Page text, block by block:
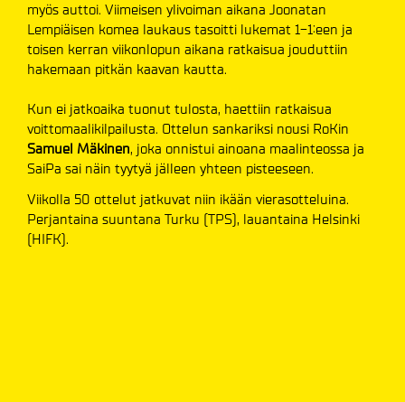
myös auttoi. Viimeisen ylivoiman aikana Joonatan
Lempiäisen komea laukaus tasoitti lukemat 1-1:een ja
toisen kerran viikonlopun aikana ratkaisua jouduttiin
hakemaan pitkän kaavan kautta.
Kun ei jatkoaika tuonut tulosta, haettiin ratkaisua
voittomaalikilpailusta. Ottelun sankariksi nousi RoKin
Samuel Mäkinen, joka onnistui ainoana maalinteossa ja
SaiPa sai näin tyytyä jälleen yhteen pisteeseen.
Viikolla 50 ottelut jatkuvat niin ikään vierasotteluina.
Perjantaina suuntana Turku (TPS), lauantaina Helsinki
(HIFK).